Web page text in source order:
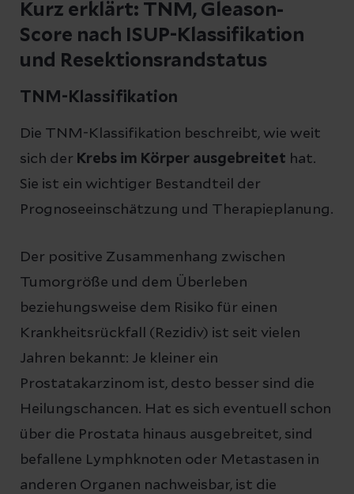
Kurz erklärt: TNM, Gleason-
Score nach ISUP-Klassifikation
und Resektionsrandstatus
TNM-Klassifikation
Die TNM-Klassifikation beschreibt, wie weit
sich der Krebs im Körper ausgebreitet hat.
Sie ist ein wichtiger Bestandteil der
Prognoseeinschätzung und Therapieplanung.
Der positive Zusammenhang zwischen
Tumorgröße und dem Überleben
beziehungsweise dem Risiko für einen
Krankheitsrückfall (Rezidiv) ist seit vielen
Jahren bekannt: Je kleiner ein
Prostatakarzinom ist, desto besser sind die
Heilungschancen. Hat es sich eventuell schon
über die Prostata hinaus ausgebreitet, sind
befallene Lymphknoten oder Metastasen in
anderen Organen nachweisbar, ist die